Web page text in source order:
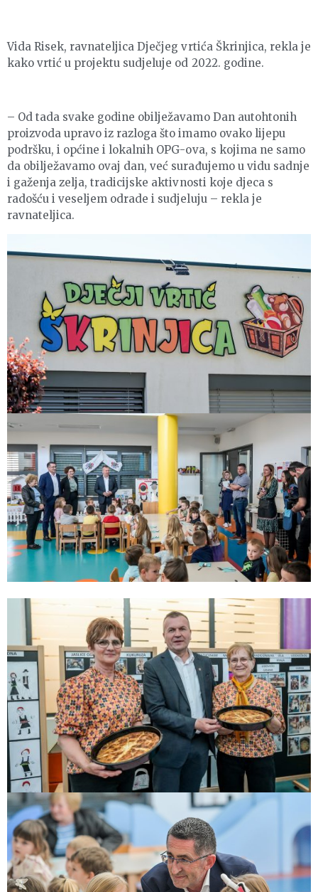
Vida Risek, ravnateljica Dječjeg vrtića Škrinjica, rekla je
kako vrtić u projektu sudjeluje od 2022. godine.
– Od tada svake godine obilježavamo Dan autohtonih
proizvoda upravo iz razloga što imamo ovako lijepu
podršku, i općine i lokalnih OPG-ova, s kojima ne samo
da obilježavamo ovaj dan, već surađujemo u vidu sadnje
i gaženja zelja, tradicijske aktivnosti koje djeca s
radošću i veseljem odrade i sudjeluju – rekla je
ravnateljica.